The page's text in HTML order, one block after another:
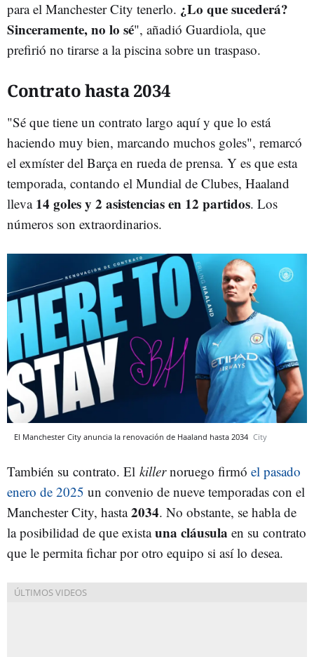
para el Manchester City tenerlo. ¿Lo que sucederá?
Sinceramente, no lo sé", añadió Guardiola, que
prefirió no tirarse a la piscina sobre un traspaso.
Contrato hasta 2034
"Sé que tiene un contrato largo aquí y que lo está
haciendo muy bien, marcando muchos goles", remarcó
el exmíster del Barça en rueda de prensa. Y es que esta
temporada, contando el Mundial de Clubes, Haaland
lleva 14 goles y 2 asistencias en 12 partidos. Los
números son extraordinarios.
El Manchester City anuncia la renovación de Haaland hasta 2034 City
También su contrato. El killernoruego firmó el pasado
enero de 2025 un convenio de nueve temporadas con el
Manchester City, hasta2034. No obstante, se habla de
la posibilidad de que existauna cláusula en su contrato
que le permita fichar por otro equipo si así lo desea.